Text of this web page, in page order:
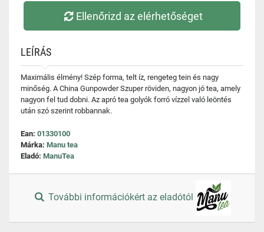
Ellenőrizd az elérhetőséget
LEÍRÁS
Maximális élmény! Szép forma, telt íz, rengeteg tein és nagy
minőség. A China Gunpowder Szuper röviden, nagyon jó tea, amely
nagyon fel tud dobni. Az apró tea golyók forró vízzel való leöntés
után szó szerint robbannak.
Ean: 01330100
Márka: Manu tea
Eladó: ManuTea
További információkért az eladótól